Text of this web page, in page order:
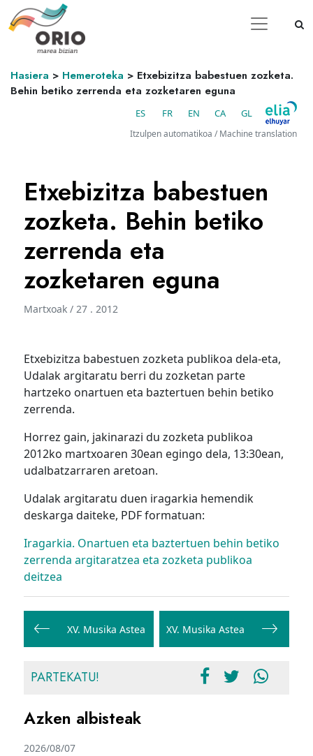
Hasiera > Hemeroteka > Etxebizitza babestuen zozketa.
Behin betiko zerrenda eta zozketaren eguna
ES FR EN CA GL
Itzulpen automatikoa / Machine translation
Etxebizitza babestuen
zozketa. Behin betiko
zerrenda eta
zozketaren eguna
Martxoak / 27 . 2012
Etxebizitza babestuen zozketa publikoa dela-eta,
Udalak argitaratu berri du zozketan parte
hartzeko onartuen eta baztertuen behin betiko
zerrenda.
Horrez gain, jakinarazi du zozketa publikoa
2012ko martxoaren 30ean egingo dela, 13:30ean,
udalbatzarraren aretoan.
Udalak argitaratu duen iragarkia hemendik
deskarga daiteke, PDF formatuan:
Iragarkia. Onartuen eta baztertuen behin betiko
zerrenda argitaratzea eta zozketa publikoa
deitzea
Bidalketetan
zehar
nabigatu
XV. Musika Astea XV. Musika Astea
PARTEKATU!
Azken albisteak
2026/08/07